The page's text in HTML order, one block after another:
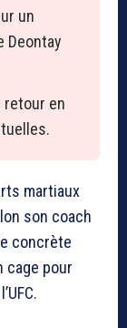
un
Deontay
en
martiaux
son coach
concrète
cage pour